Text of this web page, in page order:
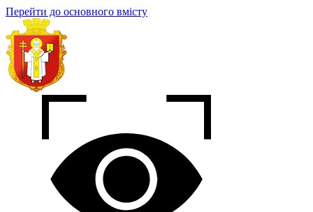
Перейти до основного вмісту